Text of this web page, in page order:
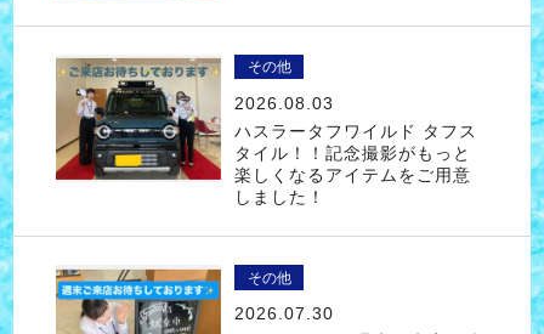
その他
2026.08.03
ハスラータフワイルド タフス
タイル！！記念撮影がもっと
楽しくなるアイテムをご用意
しました！
その他
2026.07.30